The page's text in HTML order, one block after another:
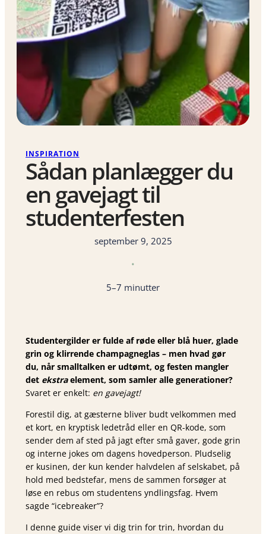
INSPIRATION
Sådan planlægger du
en gavejagt til
studenterfesten
september 9, 2025
•
5–7 minutter
Studentergilder er fulde af røde eller blå huer, glade
grin og klirrende champagneglas – men hvad gør
du, når smalltalken er udtømt, og festen mangler
det ekstraelement, som samler alle generationer?
Svaret er enkelt: en gavejagt!
Forestil dig, at gæsterne bliver budt velkommen med
et kort, en kryptisk ledetråd eller en QR-kode, som
sender dem af sted på jagt efter små gaver, gode grin
og interne jokes om dagens hovedperson. Pludselig
er kusinen, der kun kender halvdelen af selskabet, på
hold med bedstefar, mens de sammen forsøger at
løse en rebus om studentens yndlingsfag. Hvem
sagde “icebreaker”?
I denne guide viser vi dig trin for trin, hvordan du